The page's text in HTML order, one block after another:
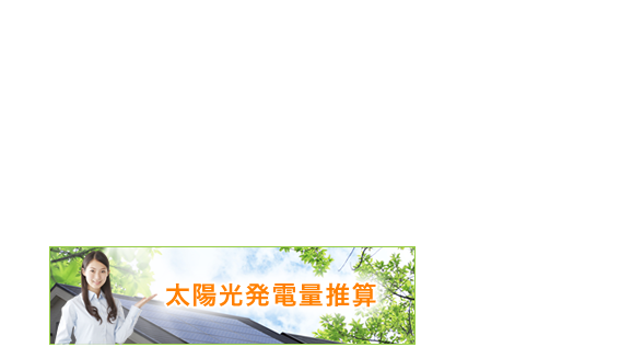
ｽﾏｰﾄﾌｫﾝ用のサイト作成！
結露 10日間予報オプション追加！
ガリレオ温度計&天気管新色登場！